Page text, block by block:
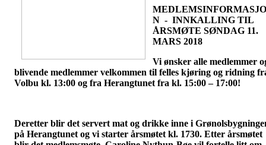
MEDLEMSINFORMASJO
N - INNKALLING TIL
ÅRSMØTE SØNDAG 11.
MARS 2018
Vi ønsker alle medlemmer
blivende medlemmer velkommen til felles kjøring og ridning
Volbu kl. 13:00 og fra Herangtunet fra kl. 15:00 – 17:00!
Deretter blir det servert mat og drikke inne i
på Herangtunet og vi starter årsmøtet kl. 1730. Etter årsmøtet